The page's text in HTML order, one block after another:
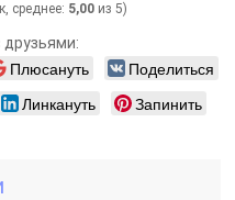
среднее: 5,00 из 5)
друзьями:
Плюсануть
Поделиться
Линкануть Запинить